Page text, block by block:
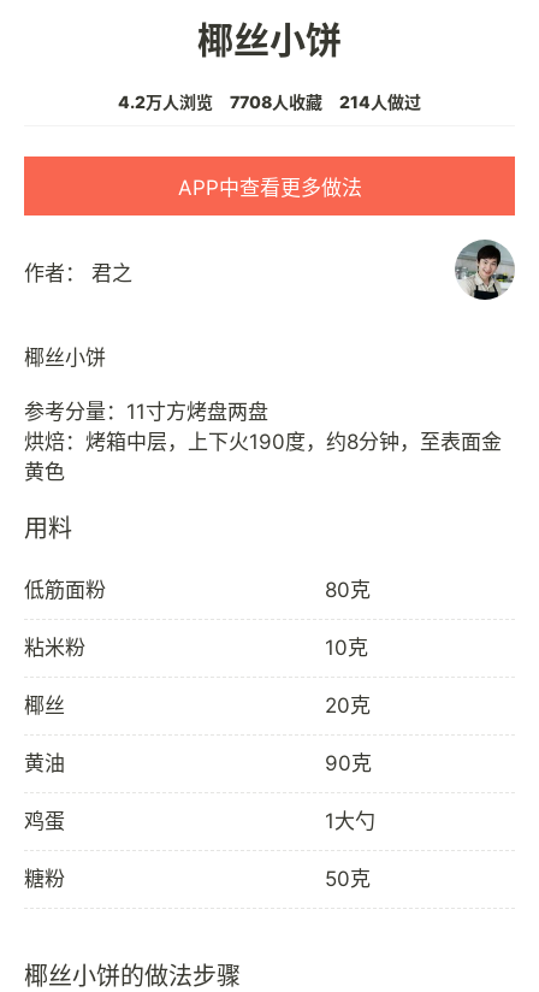
椰丝小饼
4.2万人浏览 7708人收藏 214人做过
APP中查看更多做法
作者： 君之
椰丝小饼
参考分量：11寸方烤盘两盘
烘焙：烤箱中层，上下火190度，约8分钟，至表面金
用料
低筋面粉 80克
粘米粉 10克
椰丝 20克
黄油 90克
鸡蛋 1大勺
糖粉 50克
椰丝小饼的做法步骤